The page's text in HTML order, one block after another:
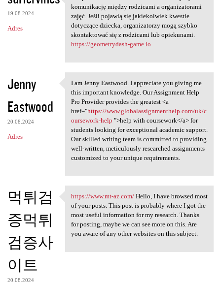
19.08.2024
Adres
Uzupełniona kartoteka
komunikację między rodzicami a organizatorami
zajęć. Jeśli pojawią się jakiekolwiek kwestie
dotyczące dziecka, organizatorzy mogą szybko
skontaktować się z rodzicami lub opiekunami.
https://geometrydash-game.io
Jenny
Eastwood
20.08.2024
Adres
I am Jenny Eastwood. I
I am Jenny Eastwood. I appreciate you giving me
this important knowledge. Our Assignment Help
Pro Provider provides the greatest <a
href="https://www.globalassignmenthelp.com/uk/c
oursework-help ">help with coursework</a> for
students looking for exceptional academic support.
Our skilled writing team is committed to providing
well-written, meticulously researched assignments
customized to your unique requirements.
먹튀검
증먹튀
검증사
이트
20.08.2024
https://www.mt-az.com/ Hello,
https://www.mt-az.com/Hello, I have browsed most
of your posts. This post is probably where I got the
most useful information for my research. Thanks
for posting, maybe we can see more on this. Are
you aware of any other websites on this subject.